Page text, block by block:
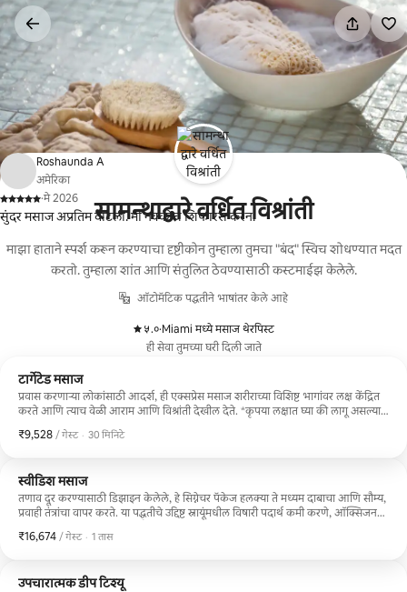
कंटेंटवर
जा
सामन्थाद्वारे वर्धित विश्रांती
माझा हाताने स्पर्श करून करण्याचा दृष्टीकोन तुम्हाला तुमचा "बंद" स्विच शोधण्यात मदत
करतो. तुम्हाला शांत आणि संतुलित ठेवण्यासाठी कस्टमाईझ केलेले.
ऑटोमॅटिक पद्धतीने भाषांतर केले आहे
५.०
,
·Miami मध्ये मसाज थेरपिस्ट
ही सेवा तुमच्या घरी दिली जाते
टार्गेटेड मसाज
प्रवास करणाऱ्या लोकांसाठी आदर्श, ही एक्सप्रेस मसाज शरीराच्या विशिष्ट भागांवर लक्ष केंद्रित
करते आणि त्याच वेळी आराम आणि विश्रांती देखील देते. *कृपया लक्षात घ्या की लागू असल्यास
₹9,528 / गेस्ट
₹9,528 प्रति गेस्ट
, · 30 मिनिटे
स्वीडिश मसाज
तणाव दूर करण्यासाठी डिझाइन केलेले, हे सिग्नेचर पॅकेज हलक्या ते मध्यम दाबाचा आणि सौम्य,
प्रवाही तंत्रांचा वापर करते. या पद्धतीचे उद्दिष्ट स्नायूंमधील विषारी पदार्थ कमी करणे, ऑक्सिजनची
लागू असल्यास पार्किंग किंवा व्हॅलेचा कोणताही खर्च ग्राहकाने करावा*
₹16,674 / गेस्ट
₹16,674 प्रति गेस्ट
, · 1 तास
उपचारात्मक डीप टिश्यू
Roshaunda A
अमेरिका
,
·मे 2026
सुंदर मसाज अप्रतिम वाटला. मी नक्कीच शिफारस करेन.